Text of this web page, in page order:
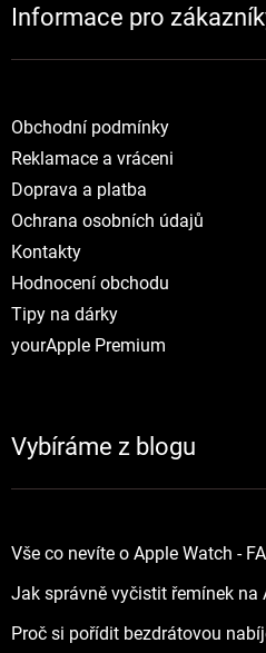
Informace pro
Obchodní podmínky
Reklamace a vráceni
Doprava a platba
Ochrana osobních údajů
Kontakty
Hodnocení obchodu
Tipy na dárky
yourApple Premium
Vybíráme z blogu
Vše co nevíte o Apple Watch -
Jak správně vyčistit řemínek na
Proč si pořídit bezdrátovou